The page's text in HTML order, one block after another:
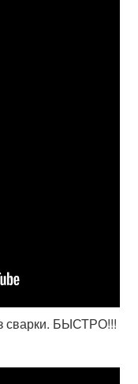
сварки. БЫСТРО!!!